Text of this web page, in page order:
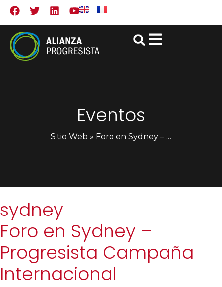
Eventos
Sitio Web » Foro en Sydney – Progresista Campaña Internacional
sydney
Foro en Sydney –
Progresista Campaña
Internacional